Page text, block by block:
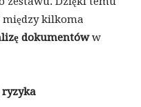
kilkoma
dokumentóww
ryzyka